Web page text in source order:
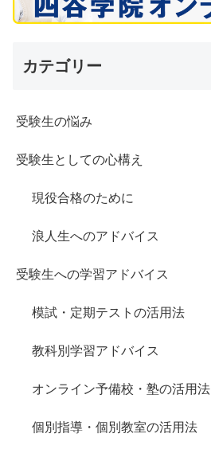
カテゴリー
受験生の悩み
受験生としての心構え
現役合格のために
浪人生へのアドバイス
受験生への学習アドバイス
模試・定期テストの活用法
教科別学習アドバイス
オンライン予備校・塾の活用法
個別指導・個別教室の活用法